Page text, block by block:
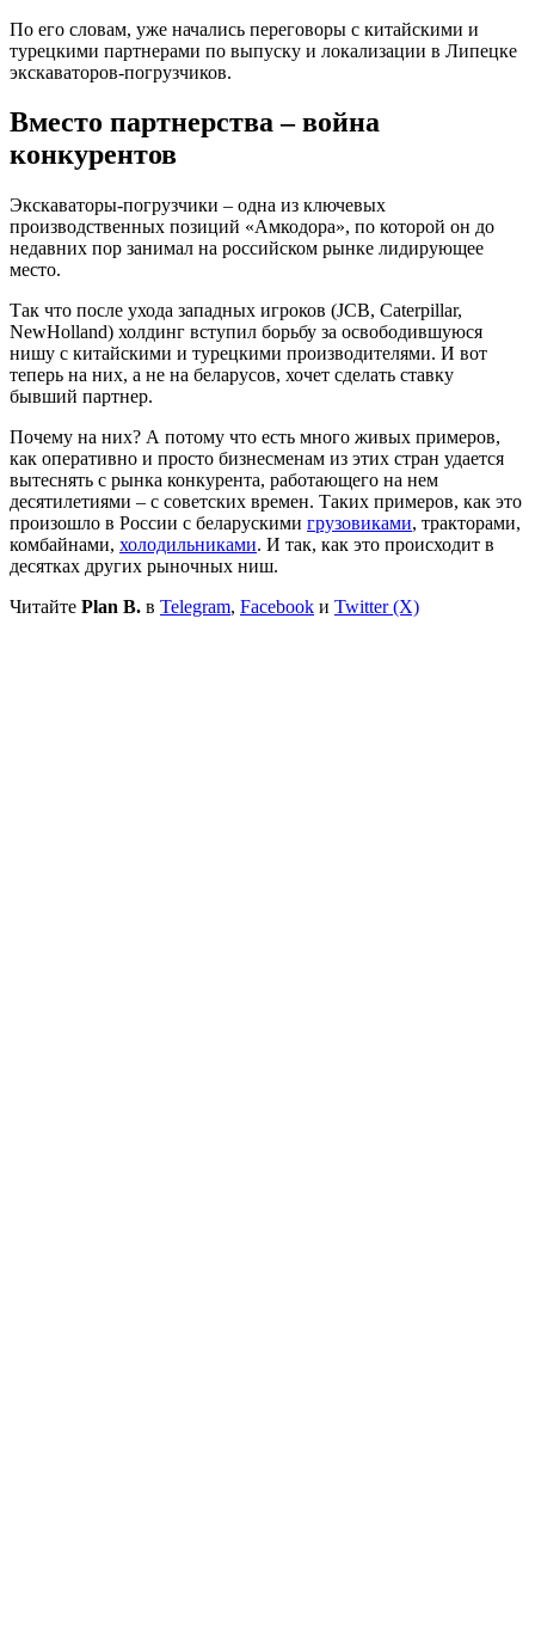
По его словам, уже начались переговоры с китайскими и
турецкими партнерами по выпуску и локализации в Липецке
экскаваторов-погрузчиков.
Вместо партнерства – война
конкурентов
Экскаваторы-погрузчики – одна из ключевых
производственных позиций «Амкодора», по которой он до
недавних пор занимал на российском рынке лидирующее
место.
Так что после ухода западных игроков (JCB, Сaterpillar,
NewHolland) холдинг вступил борьбу за освободившуюся
нишу с китайскими и турецкими производителями. И вот
теперь на них, а не на беларусов, хочет сделать ставку
бывший партнер.
Почему на них? А потому что есть много живых примеров,
как оперативно и просто бизнесменам из этих стран удается
вытеснять с рынка конкурента, работающего на нем
десятилетиями – с советских времен. Таких примеров, как это
произошло в России с беларускими грузовиками, тракторами,
комбайнами, холодильниками. И так, как это происходит в
десятках других рыночных ниш.
Читайте Plan B. в Telegram, Facebook и Twitter (X)